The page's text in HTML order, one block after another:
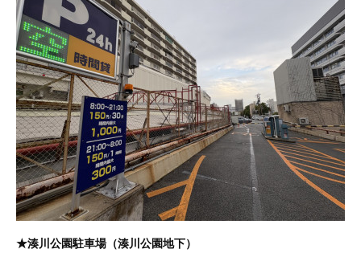
★湊川公園駐車場（湊川公園地下）